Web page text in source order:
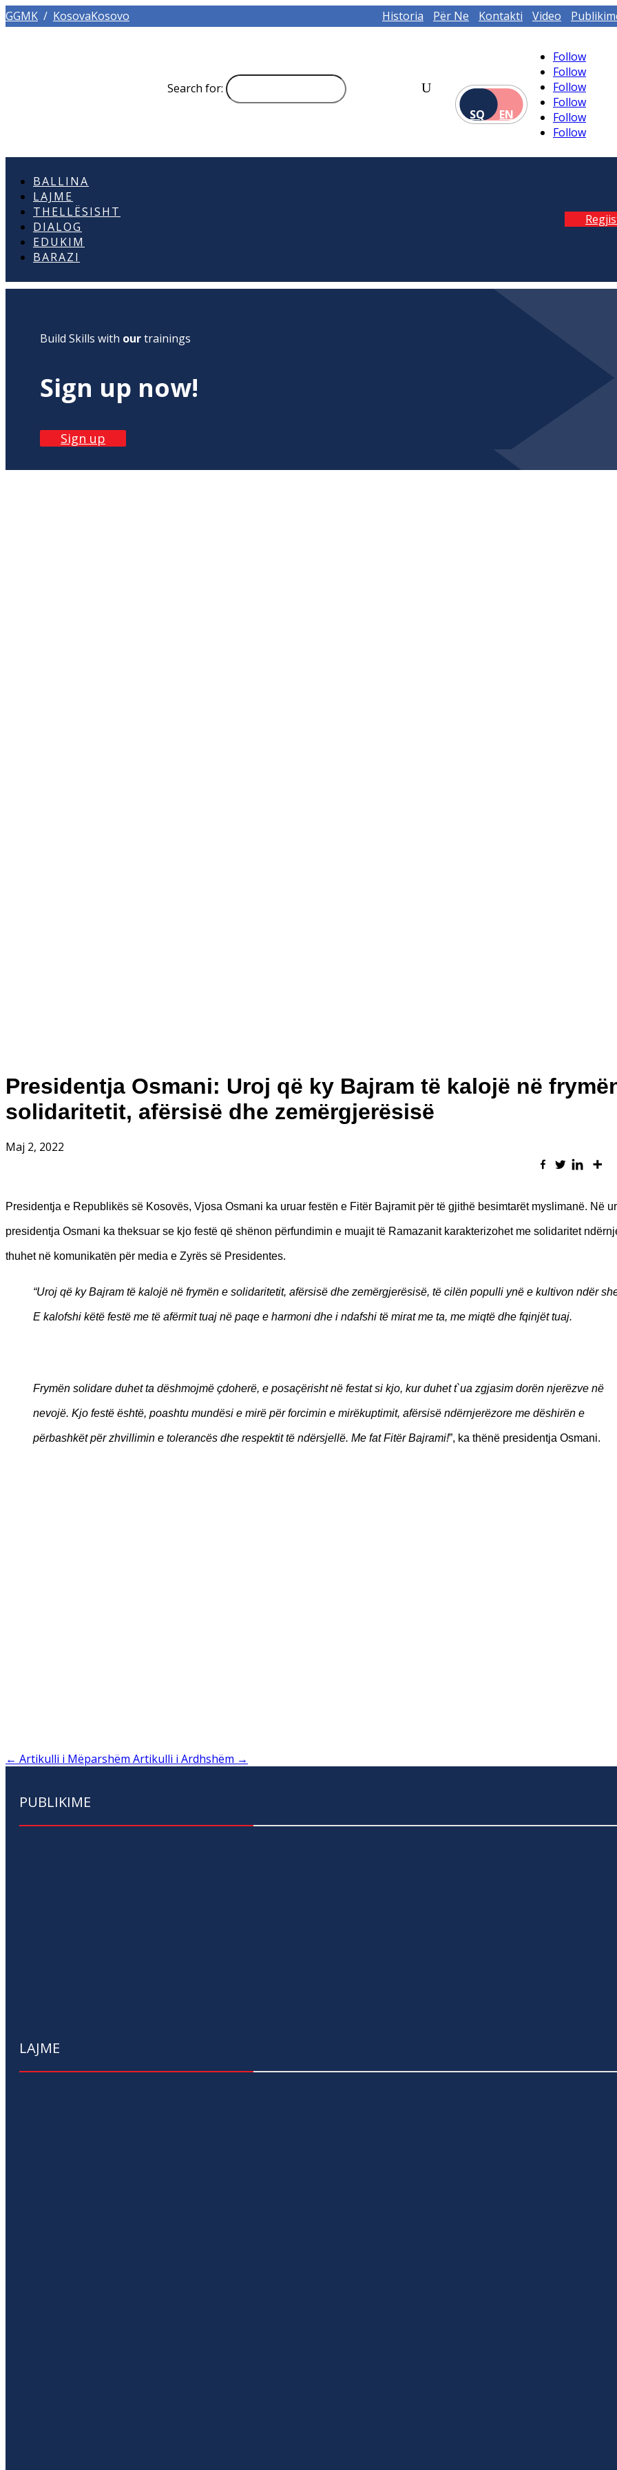
GGMK / KosovaKosovo Historia Për Ne Kontakti Video
Search for:
SQ
EN
Follow
Follow
Follow
Follow
Follow
Follow
BALLINA
LAJME
THELLËSISHT
DIALOG
EDUKIM
BARAZI
Build Skills with ourtrainings
Sign up now!
Sign up
Presidentja Osmani: Uroj që ky Bajram të kalojë në
solidaritetit, afërsisë dhe zemërgjerësisë
Maj 2, 2022
Presidentja e Republikës së Kosovës, Vjosa Osmani ka uruar festën e Fitër Bajramit për të gjithë besimtarët myslimanë. Në
presidentja Osmani ka theksuar se kjo festë që shënon përfundimin e muajit të Ramazanit karakterizohet me solidaritet
thuhet në komunikatën për media e Zyrës së Presidentes.
“Uroj që ky Bajram të kalojë në frymën e solidaritetit, afërsisë dhe zemërgjerësisë, të cilën populli ynë e kultivon ndër
E kalofshi këtë festë me të afërmit tuaj në paqe e harmoni dhe i ndafshi të mirat me ta, me miqtë dhe fqinjët tuaj.
Frymën solidare duhet ta dëshmojmë çdoherë, e posaçërisht në festat si kjo, kur duhet t`ua zgjasim dorën njerëzve në
nevojë. Kjo festë është, poashtu mundësi e mirë për forcimin e mirëkuptimit, afërsisë ndërnjerëzore me dëshirën e
përbashkët për zhvillimin e tolerancës dhe respektit të ndërsjellë. Me fat Fitër Bajrami!”, ka thënë presidentja Osmani.
← Artikulli i Mëparshëm Artikulli i Ardhshëm →
PUBLIKIME
LAJME